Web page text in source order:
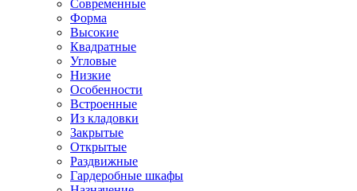
Современные
Форма
Высокие
Квадратные
Угловые
Низкие
Особенности
Встроенные
Из кладовки
Закрытые
Открытые
Раздвижные
Гардеробные шкафы